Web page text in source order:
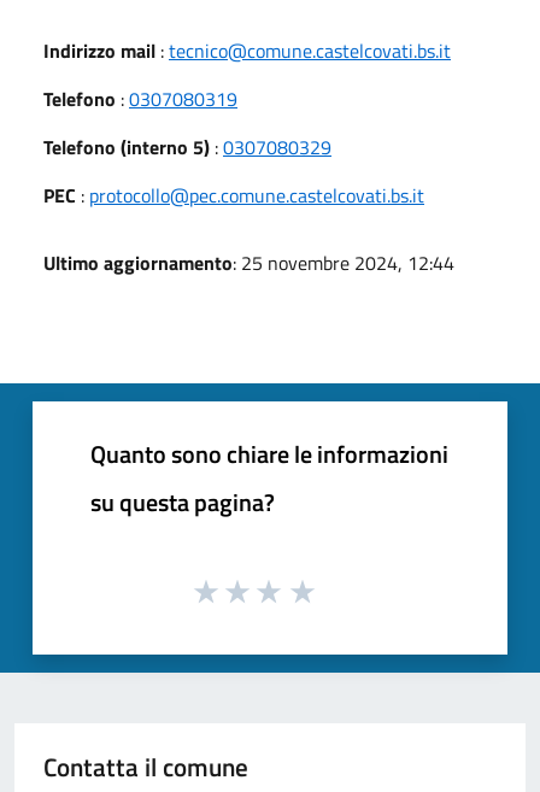
Indirizzo mail :tecnico@comune.castelcovati.bs.it
Telefono :0307080319
Telefono (interno 5) :0307080329
PEC : protocollo@pec.comune.castelcovati.bs.it
Ultimo aggiornamento: 25 novembre 2024, 12:44
Quanto sono chiare le informazioni
su questa pagina?
Contatta il comune